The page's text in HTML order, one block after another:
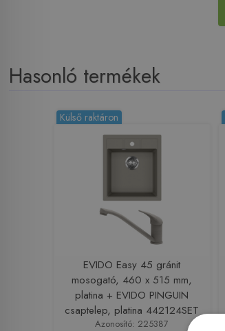
Hasonló termékek
Külső raktáron
EVIDO Easy 45 gránit
mosogató, 460 x 515 mm,
platina + EVIDO PINGUIN
csaptelep, platina 442124SET
Azonosító: 225387